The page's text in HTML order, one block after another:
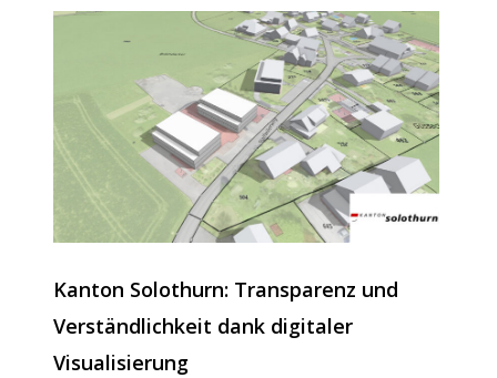
Projekt
Bollwerk
Bern:
Transparente
Planung
in
3D
Kanton Solothurn: Transparenz und
Verständlichkeit dank digitaler
Visualisierung